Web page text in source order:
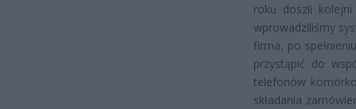
roku doszli kolejni
wprowadziliśmy
firma, po
przystąpić do
telefonów
składania